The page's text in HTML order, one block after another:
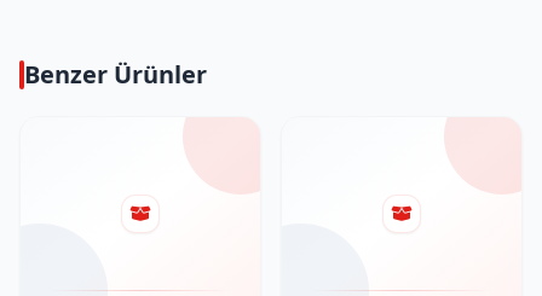
Benzer Ürünler